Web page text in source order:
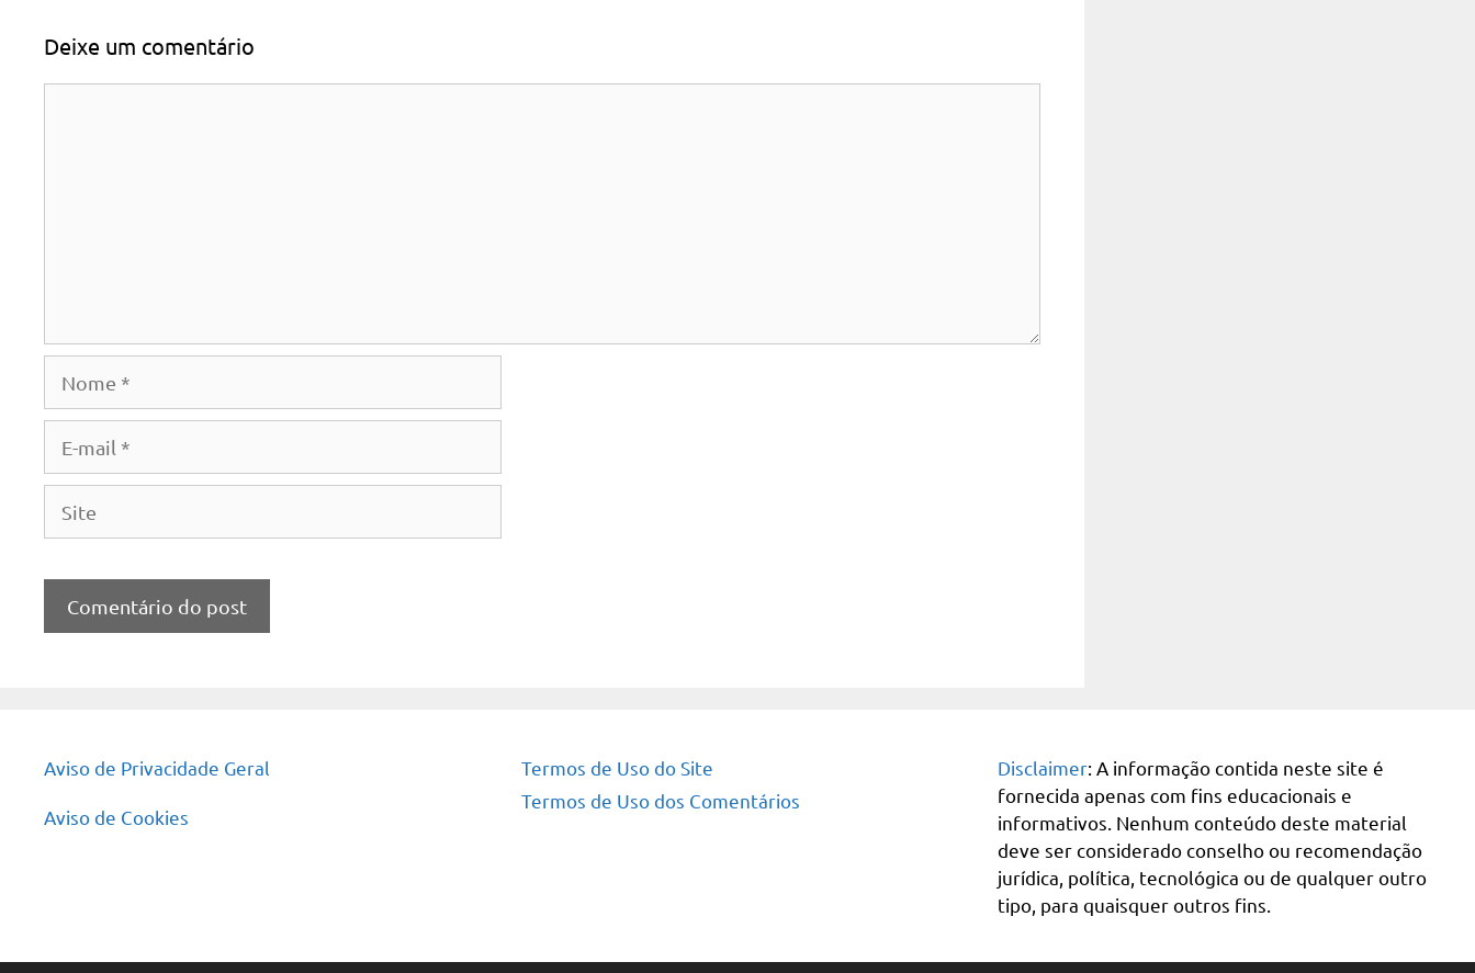
Deixe um comentário
Aviso de Privacidade Geral
Aviso de Cookies
Termos de Uso do Site
Termos de Uso dos Comentários
Disclaimer: A informação contida neste site é
fornecida apenas com fins educacionais e
informativos. Nenhum conteúdo deste material
deve ser considerado conselho ou recomendação
jurídica, política, tecnológica ou de qualquer outro
tipo, para quaisquer outros fins.